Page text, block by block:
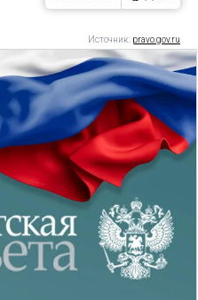
Источник: pravo.gov.ru